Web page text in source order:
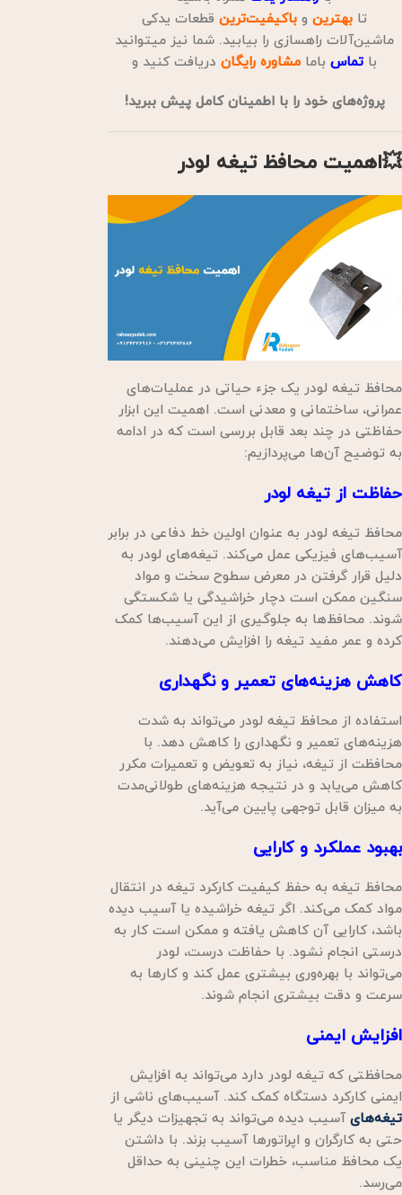
تا بهترین و باکیفیت‌ترین قطعات یدکی
ماشین‌آلات راهسازی را بیابید. شما نیز میتوانید
با تماس باما مشاوره رایگان دریافت کنید و
پروژه‌های خود را با اطمینان کامل پیش ببرید!
💥اهمیت محافظ تیغه لودر
محافظ تیغه لودر یک جزء حیاتی در عملیات‌های
عمرانی، ساختمانی و معدنی است. اهمیت این ابزار
حفاظتی در چند بعد قابل بررسی است که در ادامه
به توضیح آن‌ها می‌پردازیم:
حفاظت از تیغه لودر
محافظ تیغه لودر به عنوان اولین خط دفاعی در برابر
آسیب‌های فیزیکی عمل می‌کند. تیغه‌های لودر به
دلیل قرار گرفتن در معرض سطوح سخت و مواد
سنگین ممکن است دچار خراشیدگی یا شکستگی
شوند. محافظ‌ها به جلوگیری از این آسیب‌ها کمک
کرده و عمر مفید تیغه را افزایش می‌دهند.
کاهش هزینه‌های تعمیر و نگهداری
استفاده از محافظ تیغه لودر می‌تواند به شدت
هزینه‌های تعمیر و نگهداری را کاهش دهد. با
محافظت از تیغه، نیاز به تعویض و تعمیرات مکرر
کاهش می‌یابد و در نتیجه هزینه‌های طولانی‌مدت
به میزان قابل توجهی پایین می‌آید.
بهبود عملکرد و کارایی
محافظ تیغه به حفظ کیفیت کارکرد تیغه در انتقال
مواد کمک می‌کند. اگر تیغه خراشیده یا آسیب دیده
باشد، کارایی آن کاهش یافته و ممکن است کار به
درستی انجام نشود. با حفاظت درست، لودر
می‌تواند با بهره‌وری بیشتری عمل کند و کارها به
سرعت و دقت بیشتری انجام شوند.
افزایش ایمنی
محافظتی که تیغه لودر دارد می‌تواند به افزایش
ایمنی کارکرد دستگاه کمک کند. آسیب‌های ناشی از
تیغه‌های آسیب دیده می‌تواند به تجهیزات دیگر یا
حتی به کارگران و اپراتورها آسیب بزند. با داشتن
یک محافظ مناسب، خطرات این چنینی به حداقل
می‌رسد.